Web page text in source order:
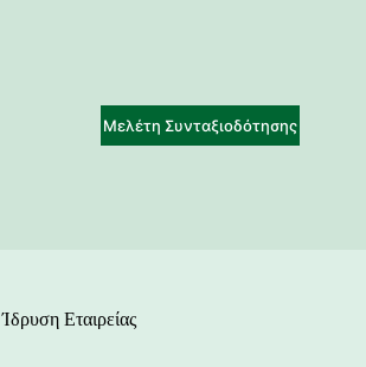
Μελέτη Συνταξιοδότησης
Ίδρυση Εταιρείας